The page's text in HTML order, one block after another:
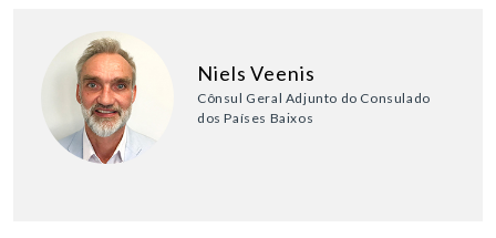
Niels Veenis
Cônsul Geral Adjunto do Consulado
dos Países Baixos